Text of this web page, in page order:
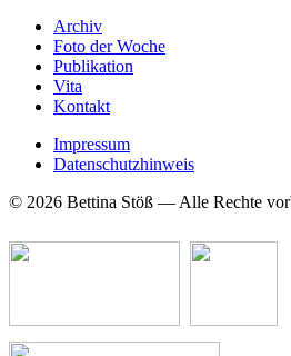
Archiv
Foto der Woche
Publikation
Vita
Kontakt
Impressum
Datenschutzhinweis
© 2026 Bettina Stöß — Alle Rechte